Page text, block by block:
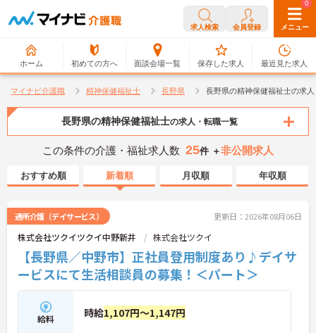
求人検索 会員登録 メニュー
ホーム 初めての方へ 面談会場一覧
0
保存した求人
0
最近見た求人
マイナビ介護職 精神保健福祉士 長野県 長野県の精神保健福祉士の求
長野県の精神保健福祉士の求人・転職一覧
この条件の介護・福祉求人数 25件 ＋非公開求人
おすすめ順 新着順 月収順 年収順
通所介護（デイサービス） 更新日：2026年08月06日
株式会社ツクイツクイ中野新井 株式会社ツクイ
【長野県／中野市】正社員登用制度あり♪デイサ
ービスにて生活相談員の募集！＜パート＞
給料 時給1,107円～1,147円